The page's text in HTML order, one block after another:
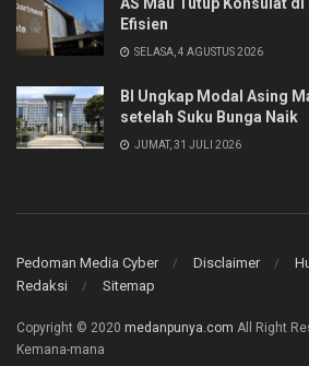
Efisien
SELASA, 4 AGUSTUS 2026
BI Ungkap Modal Asing
setelah Suku Bunga Naik
JUMAT, 31 JULI 2026
Pedoman Media Cyber Disclaimer
Redaksi
Sitemap
Copyright © 2020 medanpunya.com All Right
Kemana-mana